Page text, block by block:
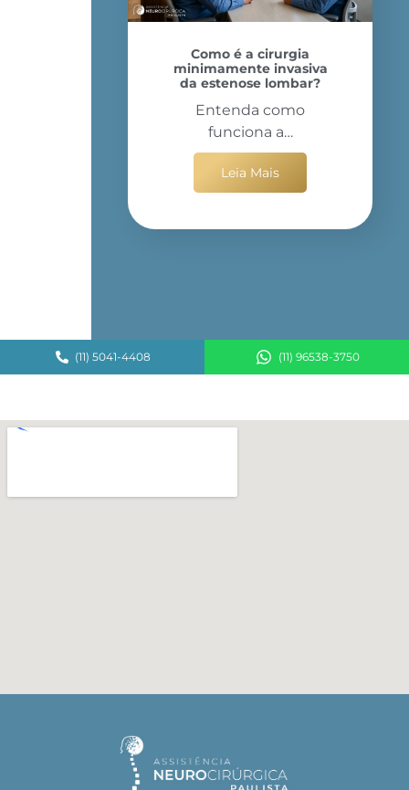
Como é a cirurgia
minimamente invasiva
da estenose lombar?
Entenda como
funciona a…
Leia Mais
(11) 5041-4408 (11) 96538-3750